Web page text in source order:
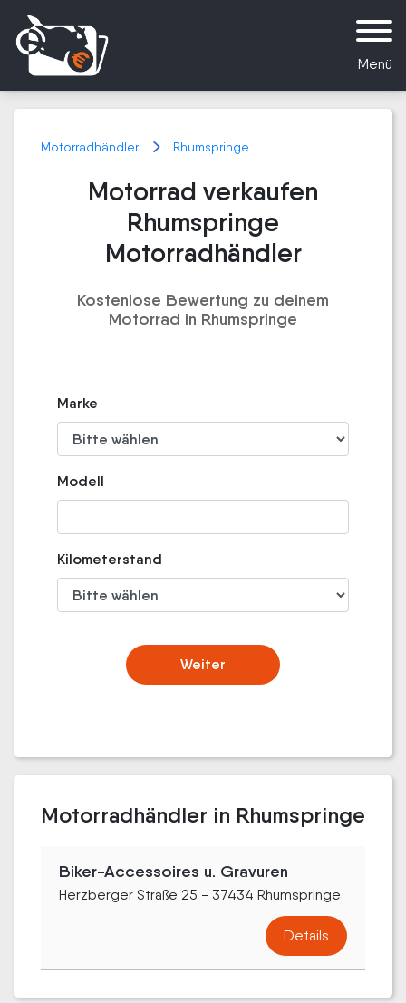
Menü
Motorradhändler Rhumspringe
Motorrad verkaufen
Rhumspringe
Motorradhändler
Kostenlose Bewertung zu deinem
Motorrad in Rhumspringe
Marke
Modell
Kilometerstand
Weiter
Motorradhändler in Rhumspringe
Biker-Accessoires u. Gravuren
Herzberger Straße 25 - 37434 Rhumspringe
Details